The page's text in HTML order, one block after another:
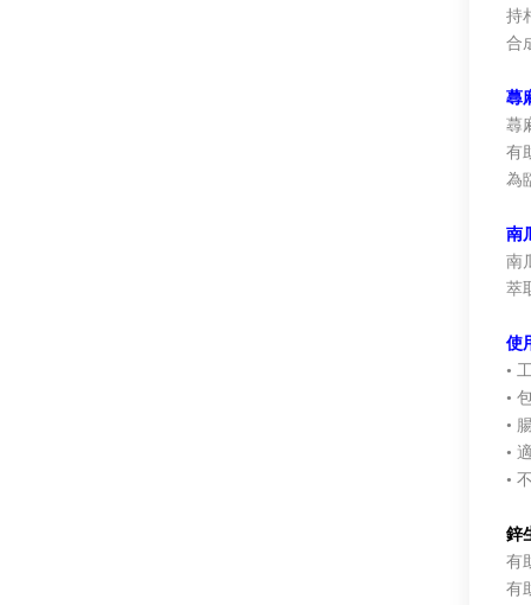
持
合
蕁
蕁
有
為
南
南
萃
使
•
•
•
•
•
鋅
有
有